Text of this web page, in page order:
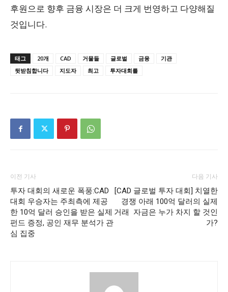
후원으로 향후 금융 시장은 더 크게 번영하고 다양해질
것입니다.
태그 20개 CAD 거물들 글로벌 금융
기관
뒷받침합니다
지도자 최고 투자대회를
이전 기사
투자 대회의 새로운 폭풍:CAD
대회 우승자는 주최측에 제공
한 10억 달러 승인을 받은 실제
펀드 증정, 공인 재무 분석가 관
심 집중
다음 기사
[CAD 글로벌 투자 대회] 치열한
경쟁 아래 100억 달러의 실제
거래 자금은 누가 차지 할 것인
가?